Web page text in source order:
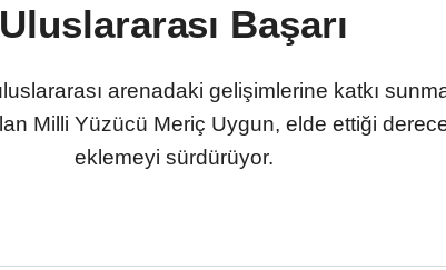
Uluslararası Başarı
arenadaki gelişimlerine katkı
Milli Yüzücü Meriç Uygun, elde ettiği
eklemeyi sürdürüyor.